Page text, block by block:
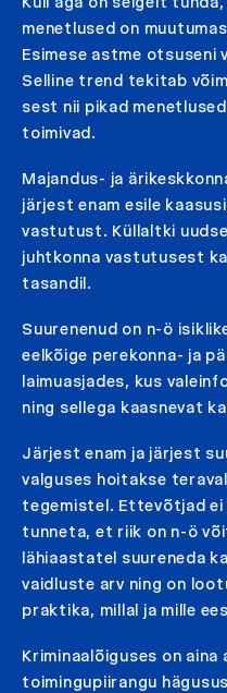
menetlused on
Esimese astme otsuseni
Selline trend tekitab
sest nii pikad
toimivad.
Majandus- ja
järjest enam esile
vastutust. Küllaltki
juhtkonna vastutusest
tasandil.
Suurenenud on n-ö
eelkõige perekonna- ja
laimuasjades, kus
ning sellega kaasnevat
Järjest enam ja järjest
valguses hoitakse
tegemistel. Ettevõtjad ei
tunneta, et riik on n-ö
lähiaastatel suureneda
vaidluste arv ning on
praktika, millal ja mille
Kriminaalõiguses on aina
toimingupiirangu